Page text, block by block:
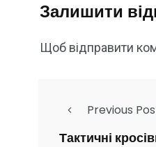
Залишити
Щоб відправити
Previous
Тактичні